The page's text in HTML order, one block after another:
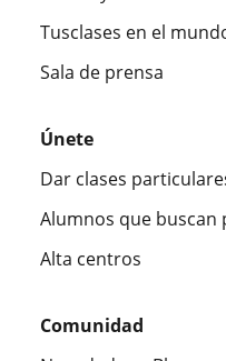
Tusclases en el
Sala de prensa
Únete
Dar clases
Alumnos que buscan
Alta centros
Comunidad